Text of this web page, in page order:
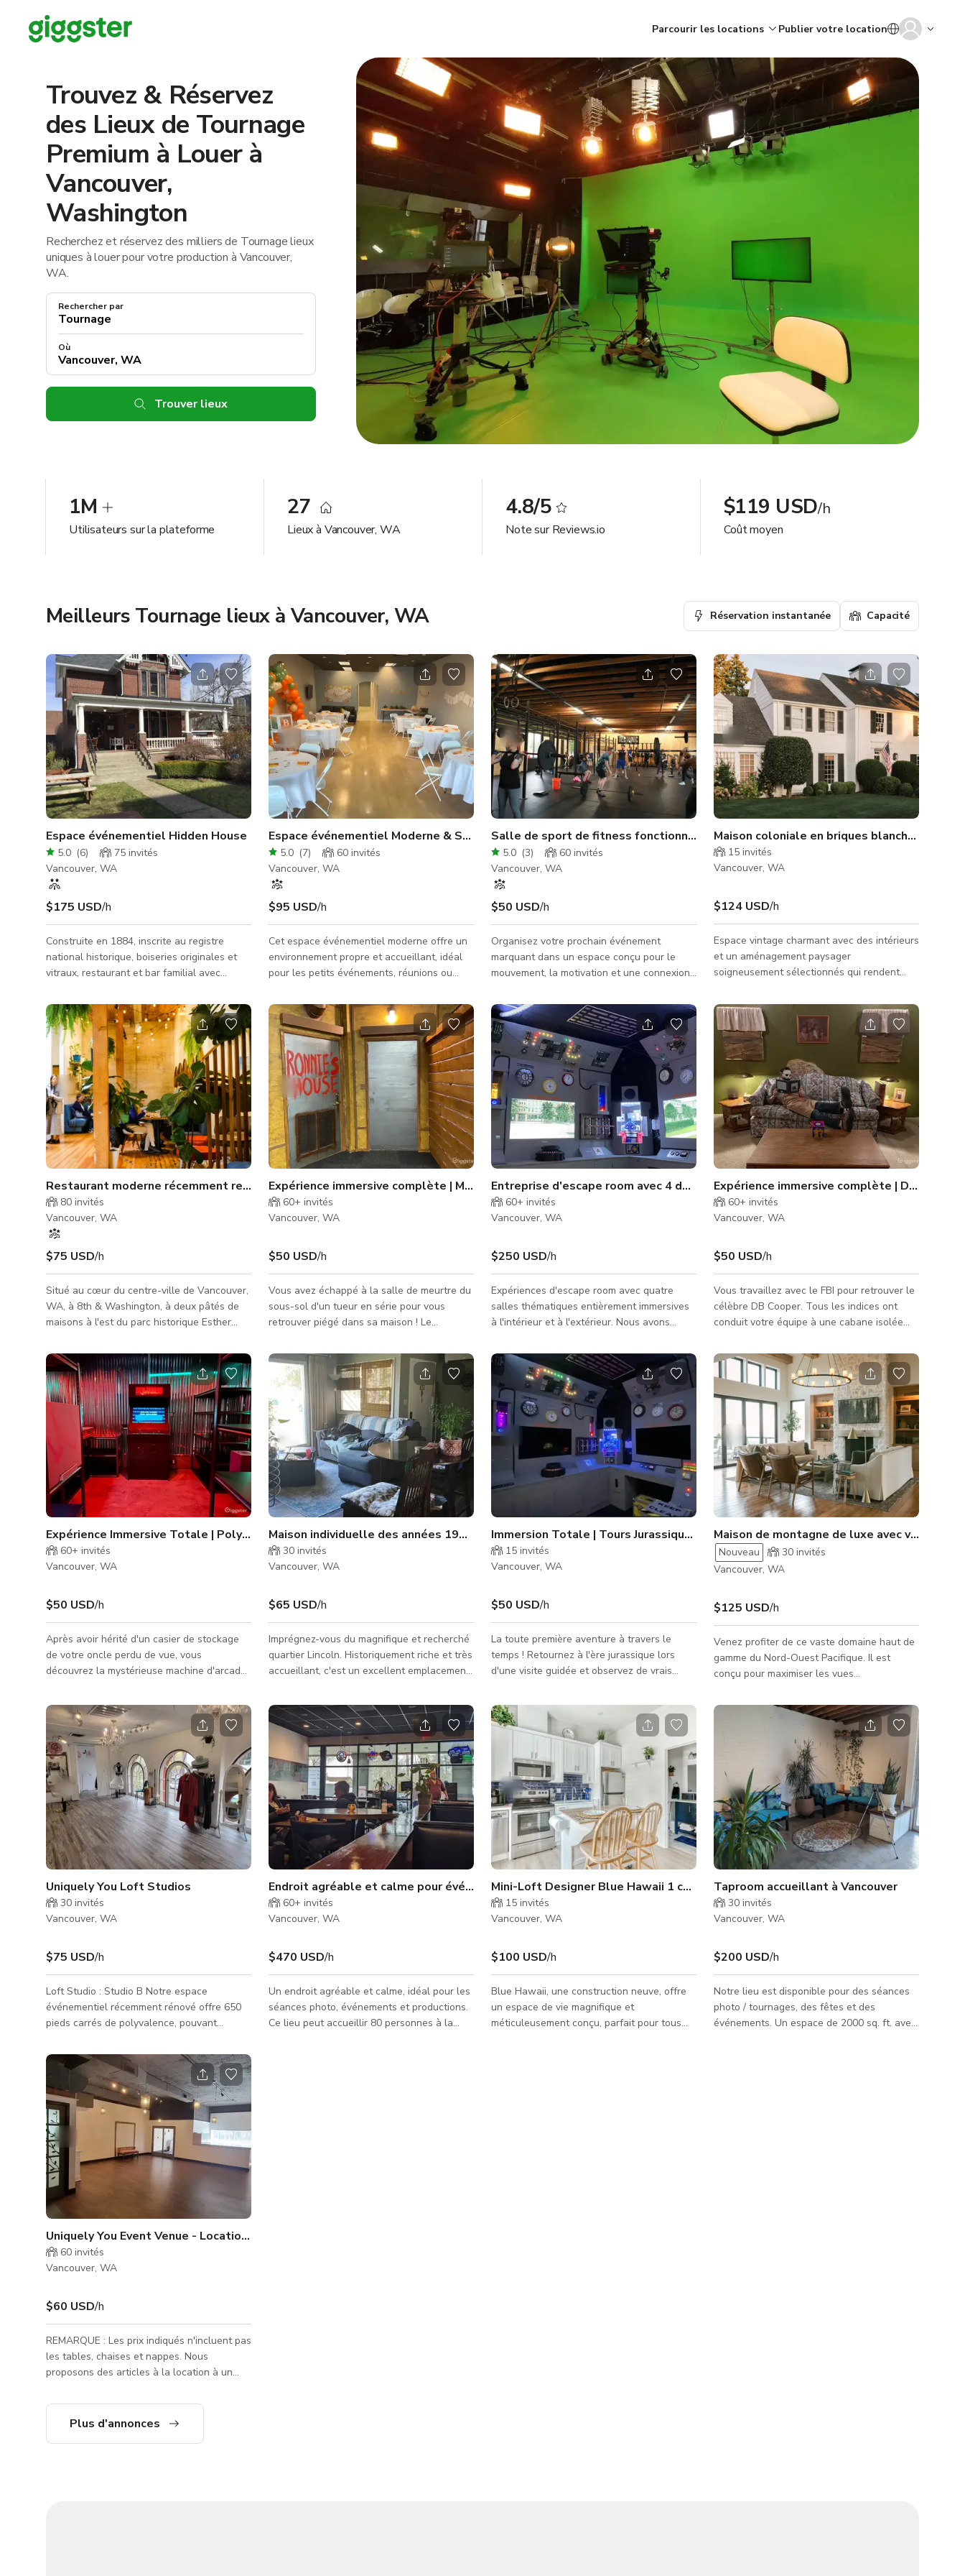
Parcourir les locations Publier votre location
Trouvez & Réservez
des Lieux de Tournage
Premium à Louer à
Vancouver,
Washington
Recherchez et réservez des milliers de Tournage lieux
uniques à louer pour votre production à Vancouver,
WA.
Rechercher par
Où
Trouver lieux
1M
Utilisateurs sur la plateforme
27
Lieux à Vancouver, WA
4.8/5
Note sur Reviews.io
$119 USD/h
Coût moyen
Meilleurs Tournage lieux à Vancouver, WA Réservation instantanée Capacité
Espace événementiel Hidden House
5.0 (6) 75 invités
Vancouver, WA
$175 USD/h
Construite en 1884, inscrite au registre
national historique, boiseries originales et
vitraux, restaurant et bar familial avec
professionnel aimable dans un cadre
historique magnifique. Propriété d'un couple
local, tous deux chefs professionnels
expérimentés. Nous proposons avec plaisir
une nourriture saine et un service gracieux !
Voici ce à quoi vous pouvez vous attendre :
nourriture maison, plats copieux, ingrédients
frais, pain maison, cocktai
Espace événementiel Moderne & Splendeur
5.0 (7) 60 invités
Vancouver, WA
$95 USD/h
Cet espace événementiel moderne offre un
environnement propre et accueillant, idéal
pour les petits événements, réunions ou
parquet en bois, sa configuration flexible de
tables rondes et ses murs aux tons neutres,
ce lieu intime est parfait pour des
rassemblements qui valorisent confort et
fonctionnalité. La disposition comprend de
nombreux sièges, un coin salon doux et un
espace ouvert pouvant être facilement
adapté pour des ateliers, fêtes o
Salle de sport de fitness fonctionnelle avec plan ouvert
5.0 (3) 60 invités
Vancouver, WA
$50 USD/h
Organisez votre prochain événement
marquant dans un espace conçu pour le
mouvement, la motivation et une connexion
flexible de style industriel parfait pour des
sessions de team-building, des ateliers de
bien-être, des célébrations axées sur la
forme physique, des événements
communautaires et des rassemblements
privés. Avec plus de 2 000 pieds carrés
d'espace ouvert, des plafonds hauts, un
équipement de musculation haut de gamme
et u
Maison coloniale en briques blanches avec
15 invités
Vancouver, WA
$124 USD/h
Espace vintage charmant avec des intérieurs
et un aménagement paysager
soigneusement sélectionnés qui rendent
avant par Schoolhouse, HomeWorthy, Light
& Dwell, Cedar & Moss, Confete, Fernweh
Woodworking et bien d'autres.
Restaurant moderne récemment restauré et espace événementiel
80 invités
Vancouver, WA
$75 USD/h
Situé au cœur du centre-ville de Vancouver,
WA, à 8th & Washington, à deux pâtés de
maisons à l'est du parc historique Esther
uniquement à partir de 15h39 chaque jour
de semaine. Disponibilité toute la journée le
week-end (samedi & dimanche) L'utilisation
de la cuisine ou du personnel
supplémentaire n'est pas incluse, mais peut
être négociée selon les besoins spécifiques.
Service traiteur complet également
disponible. Veuillez envoye
Expérience immersive complète | Maison de Ronnie | Escape Room
60+ invités
Vancouver, WA
$50 USD/h
Vous avez échappé à la salle de meurtre du
sous-sol d'un tueur en série pour vous
retrouver piégé dans sa maison ! Le
pour traverser son jeu tordu de folie ! Êtes-
vous prêt pour que Ronnie vous emmène au
niveau supérieur ?
Entreprise d'escape room avec 4 décors entièrement immersifs
60+ invités
Vancouver, WA
$250 USD/h
Expériences d'escape room avec quatre
salles thématiques entièrement immersives
à l'intérieur et à l'extérieur. Nous avons
salle effrayante/thématique tueur en série,
une cabane dans les bois avec une vieille
porte secrète de cheminée, une porte de
garage graffiti des années 80 avec lumières
néon à l'intérieur et une machine à remonter
le temps.
Expérience immersive complète | DB Cooper
60+ invités
Vancouver, WA
$50 USD/h
Vous travaillez avec le FBI pour retrouver le
célèbre DB Cooper. Tous les indices ont
conduit votre équipe à une cabane isolée
a sauté en parachute d'un avion détourné
avec près de 200 000 $ de rançon.
Trouverez-vous le pirate de l'air avec son
argent, ou s'agit-il d'une fausse piste dans
l'affaire Operation : DB Cooper ?
Expérience Immersive Totale | Polybius Lives | Escape Room
60+ invités
Vancouver, WA
$50 USD/h
Après avoir hérité d'un casier de stockage
de votre oncle perdu de vue, vous
découvrez la mystérieuse machine d'arcade
été caché depuis 1981 après une série de
morts mystérieuses dans une salle d'arcade
de Portland. La légende urbaine vient de se
réveiller et elle veut jouer à un jeu... pouvez-
vous déjouer la machine d'arcade la plus
mystérieuse jamais créée ?
AVERTISSEMENT : Un éclairage est utilisé
durant cette expérience qui peut
Maison individuelle des années 1940 dans un beau quartier
30 invités
Vancouver, WA
$65 USD/h
Imprégnez-vous du magnifique et recherché
quartier Lincoln. Historiquement riche et très
accueillant, c'est un excellent emplacement
de stationnement dans la rue à moins d'un
pâté de maisons, mais tout bord de trottoir
est acceptable. Il y a beaucoup d'espace
dans la cour pour presque toute activité. Il
n'y a qu'une petite cuisine. Les activités
devront s'adapter à cela.
Immersion Totale | Tours Jurassiques | Escape Room
15 invités
Vancouver, WA
$50 USD/h
La toute première aventure à travers le
temps ! Retournez à l'ère jurassique lors
d'une visite guidée et observez de vrais
Que pourrait-il mal se passer ? Vous avez
été invité au laboratoire du fou Dr Bertrand
pour découvrir sa dernière invention !
Présentation des Tours Jurassiques !
Maison de montagne de luxe avec vue à 360
Nouveau 30 invités
Vancouver, WA
$125 USD/h
Venez profiter de ce vaste domaine haut de
gamme du Nord-Ouest Pacifique. Il est
conçu pour maximiser les vues
collines ondulantes, les forêts denses de
conifères et la silhouette de la ville de
Portland. L'architecture utilise une
circulation fluide entre l'intérieur et
l'extérieur, des plafonds élevés, et un
mélange délibéré de matériaux organiques
et texturés avec des installations modernes
aux lignes épurées.
Uniquely You Loft Studios
30 invités
Vancouver, WA
$75 USD/h
Loft Studio : Studio B Notre espace
événementiel récemment rénové offre 650
pieds carrés de polyvalence, pouvant
Idéal pour les petits cours, réunions et
séances photo, le Studio B dispose de trois
grandes fenêtres inondant l'espace de
lumière naturelle. Découvrez le parfait
mélange de fonctionnalité et d'ambiance
dans ce cadre accueillant. Disponible du
lundi au dimanche Loft Studio : Suite D Cet
espace de 800 pieds carrés est
Endroit agréable et calme pour événements à Vancouver
60+ invités
Vancouver, WA
$470 USD/h
Un endroit agréable et calme, idéal pour les
séances photo, événements et productions.
Ce lieu peut accueillir 80 personnes à la
Mini-Loft Designer Blue Hawaii 1 chambre
15 invités
Vancouver, WA
$100 USD/h
Blue Hawaii, une construction neuve, offre
un espace de vie magnifique et
méticuleusement conçu, parfait pour tous
Taproom accueillant à Vancouver
30 invités
Vancouver, WA
$200 USD/h
Notre lieu est disponible pour des séances
photo / tournages, des fêtes et des
événements. Un espace de 2000 sq. ft. avec
Uniquely You Event Venue - Location salle avant uniquement
60 invités
Vancouver, WA
$60 USD/h
REMARQUE : Les prix indiqués n'incluent pas
les tables, chaises et nappes. Nous
proposons des articles à la location à un
notre site Web UniquelyYouEventVenue.com
ou nous envoyer un message pour un devis
Plus d'annonces